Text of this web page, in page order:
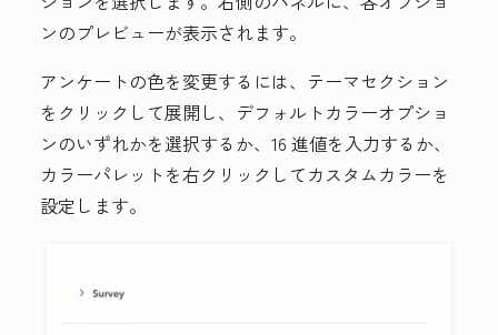
ンのプレビューが表示されます。
アンケートの色を変更するには、 テーマセクション
をクリックして展開し、 デフォルトカラーオプショ
ンのいずれかを選択するか、 16 進値を入力するか、
カラーパレットを右クリックしてカスタムカラーを
設定します。